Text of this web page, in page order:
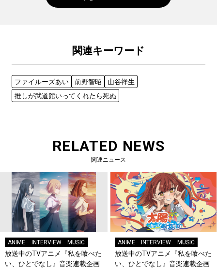
関連キーワード
ファイルーズあい 前野智昭
山谷祥生
推しが武道館いってくれたら死ぬ
RELATED NEWS
関連ニュース
ANIME INTERVIEW MUSIC
放送中のTVアニメ『私を喰べた
い、ひとでなし』音楽連載企画
ANIME INTERVIEW MUSIC
放送中のTVアニメ『私を喰べた
い、ひとでなし』音楽連載企画